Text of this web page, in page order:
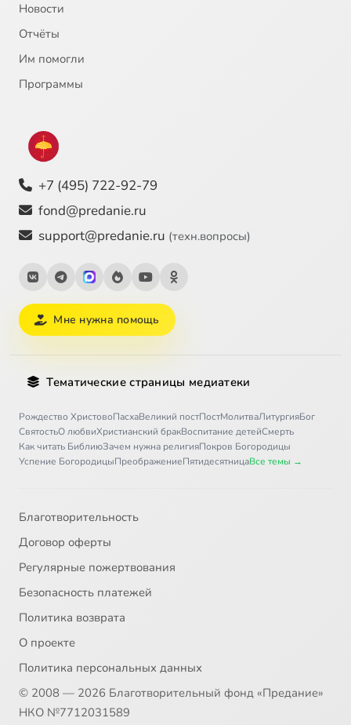
Новости
Отчёты
Им помогли
Программы
+7 (495) 722-92-79
fond@predanie.ru
support@predanie.ru (техн.вопросы)
Мне нужна помощь
Тематические страницы медиатеки
Рождество ХристовоПасхаВеликий постПостМолитваЛитургияБог
СвятостьО любвиХристианский бракВоспитание детейСмерть
Как читать БиблиюЗачем нужна религияПокров Богородицы
Успение БогородицыПреображениеПятидесятницаВсе темы →
Благотворительность
Договор оферты
Регулярные пожертвования
Безопасность платежей
Политика возврата
О проекте
Политика персональных данных
© 2008 — 2026 Благотворительный фонд «Предание»
НКО №7712031589